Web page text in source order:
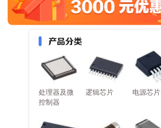
处理器及微
控制器
逻辑芯片 电源芯片